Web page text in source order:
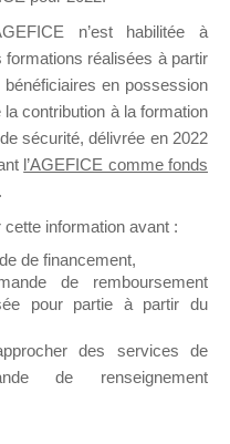
de
à l’Appel à
dédié au support
un message
n’est habilitée à
réalisées à partir
en possession
contribution à la formation
sécurité, délivrée en 2022
l’AGEFICE comme fonds
.
information avant :
de financement,
de remboursement
pour partie à partir du
des services de
de renseignement